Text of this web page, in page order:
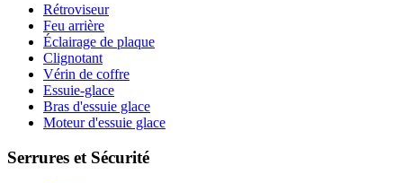
Rétroviseur
Feu arrière
Éclairage de plaque
Clignotant
Vérin de coffre
Essuie-glace
Bras d'essuie glace
Moteur d'essuie glace
Serrures et Sécurité